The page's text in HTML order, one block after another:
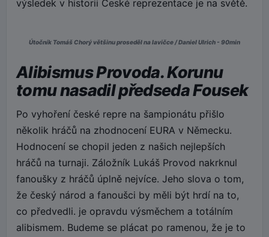
výsledek v historii České reprezentace je na světě.
Útočník Tomáš Chorý většinu proseděl na lavičce / Daniel Ulrich - 90min
Alibismus Provoda. Korunu
tomu nasadil předseda Fousek
Po vyhoření české repre na šampionátu přišlo
několik hráčů na zhodnocení EURA v Německu.
Hodnocení se chopil jeden z našich nejlepších
hráčů na turnaji. Záložník Lukáš Provod nakrknul
fanoušky z hráčů úplně nejvíce. Jeho slova o tom,
že český národ a fanoušci by měli být hrdí na to,
co předvedli. je opravdu výsměchem a totálním
alibismem. Budeme se plácat po ramenou, že je to